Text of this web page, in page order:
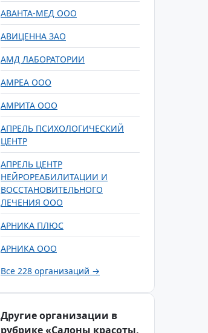
АВАНТА-МЕД ООО
АВИЦЕННА ЗАО
АМД ЛАБОРАТОРИИ
АМРЕА ООО
АМРИТА ООО
АПРЕЛЬ ПСИХОЛОГИЧЕСКИЙ
ЦЕНТР
АПРЕЛЬ ЦЕНТР
НЕЙРОРЕАБИЛИТАЦИИ И
ВОССТАНОВИТЕЛЬНОГО
ЛЕЧЕНИЯ ООО
АРНИКА ПЛЮС
АРНИКА ООО
Все 228 организаций →
Другие организации в
рубрике «Салоны красоты,